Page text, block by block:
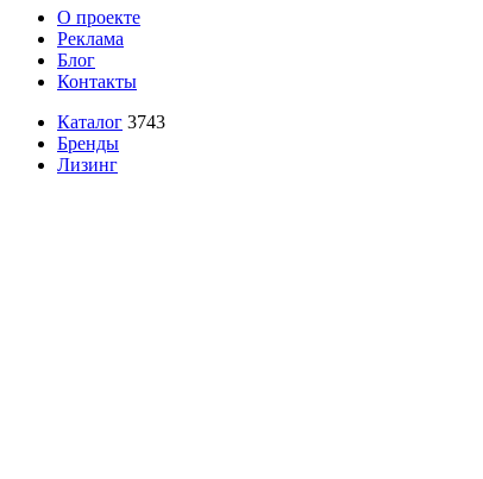
О проекте
Реклама
Блог
Контакты
Каталог 3743
Бренды
Лизинг